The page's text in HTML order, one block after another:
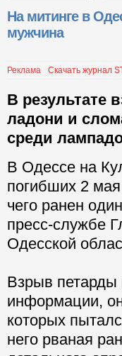
На митинге в
мужчина
Реклама Скачать журнал
В результате
ладони и
среди
В Одессе на
погибших 2 мая
чего ранен
пресс-службе
Одесской
Взрыв петарды
информации,
которых
него рваная